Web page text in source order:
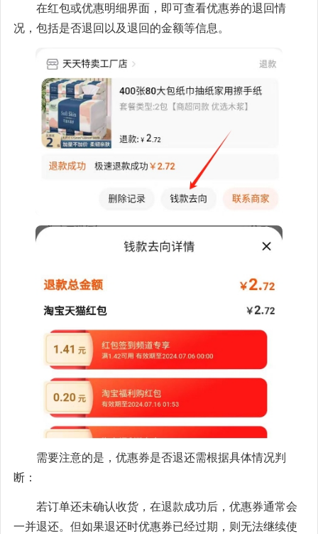
在红包或优惠明细界面，即可查看优惠券的退回情
况，包括是否退回以及退回的金额等信息。
需要注意的是，优惠券是否退还需根据具体情况判
断：
若订单还未确认收货，在退款成功后，优惠券通常会
一并退还。但如果退还时优惠券已经过期，则无法继续使